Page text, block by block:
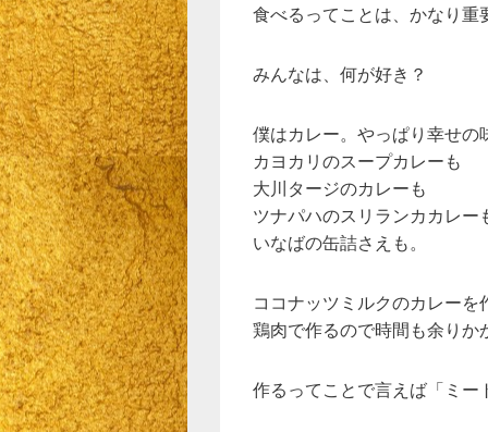
食べるってことは、かなり重
みんなは、何が好き？
僕はカレー。やっぱり幸せの
カヨカリのスープカレーも
大川タージのカレーも
ツナパハのスリランカカレー
いなばの缶詰さえも。
ココナッツミルクのカレーを
鶏肉で作るので時間も余りか
作るってことで言えば「ミー